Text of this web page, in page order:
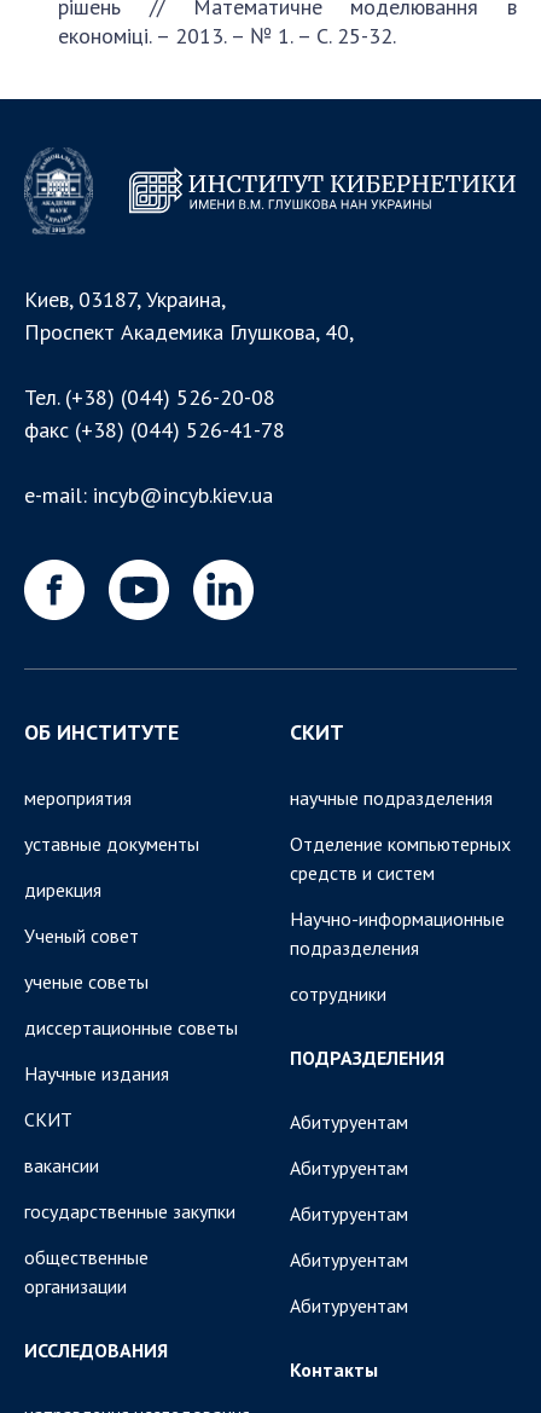
рішень // Математичне моделювання в
економіці. – 2013. – № 1. – С. 25-32.
Киев, 03187, Украина,
Проспект Академика Глушкова, 40,
Тел. (+38) (044) 526-20-08
факс (+38) (044) 526-41-78
e-mail: incyb@incyb.kiev.ua
ОБ ИНСТИТУТЕ
мероприятия
уставные документы
дирекция
Ученый совет
ученые советы
диссертационные советы
Научные издания
СКИТ
вакансии
государственные закупки
общественные
организации
ИССЛЕДОВАНИЯ
СКИТ
научные подразделения
Отделение компьютерных
средств и систем
Научно-информационные
подразделения
сотрудники
ПОДРАЗДЕЛЕНИЯ
Абитуруентам
Абитуруентам
Абитуруентам
Абитуруентам
Абитуруентам
Контакты